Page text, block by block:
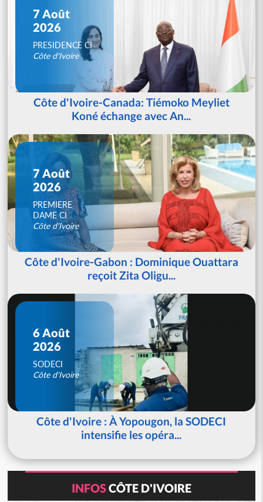
7 Août
2026
PRESIDENCE CI
Côte d'Ivoire
Côte d'Ivoire-Canada: Tiémoko Meyliet
Koné échange avec An...
7 Août
2026
PREMIERE
DAME CI
Côte d'Ivoire
Côte d'Ivoire-Gabon : Dominique Ouattara
reçoit Zita Oligu...
6 Août
2026
SODECI
Côte d'Ivoire
Côte d'Ivoire : À Yopougon, la SODECI
intensifie les opéra...
INFOSCÔTE D'IVOIRE